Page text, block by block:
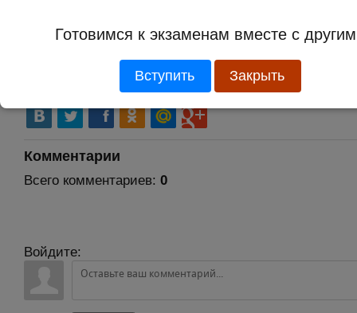
Готовимся к экзаменам вместе с
Вступить Закрыть
Комментарии
Всего комментариев: 0
Войдите: